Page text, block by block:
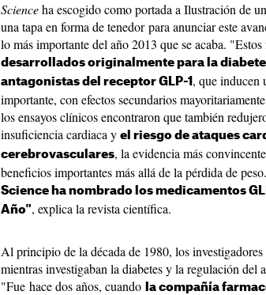
Scienceha escogido como portada a Ilustración de
una tapa en forma de tenedor para anunciar este
lo más importante del año 2013 que se acaba. "Estos
desarrollados originalmente para la
antagonistas del receptor GLP-1 , que inducen
importante, con efectos secundarios
los ensayos clínicos encontraron que también
insuficiencia cardiaca y el riesgo de ataques
cerebrovasculares, la evidencia más
beneficios importantes más allá de la pérdida de
Science ha nombrado los medicamentos
Año", explica la revista científica.
Al principio de la década de 1980, los
mientras investigaban la diabetes y la regulación del
"Fue hace dos años, cuando
la compañía